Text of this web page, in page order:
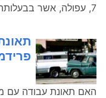
7, עפולה, אשר בבעלותה המלגזה הפוגעת. 3. הנתבעת
האם תאונת עבודה עם